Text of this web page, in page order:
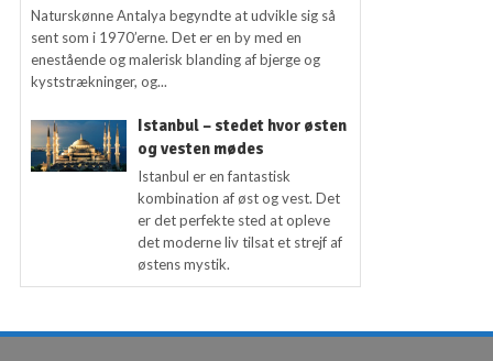
Naturskønne Antalya begyndte at udvikle sig så
sent som i 1970’erne. Det er en by med en
enestående og malerisk blanding af bjerge og
kyststrækninger, og...
Istanbul – stedet hvor østen
og vesten mødes
Istanbul er en fantastisk
kombination af øst og vest. Det
er det perfekte sted at opleve
det moderne liv tilsat et strejf af
østens mystik.